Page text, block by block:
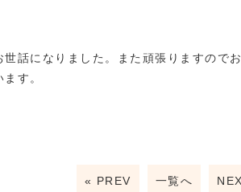
世話になりました。また頑張りますので
す。
« PREV 一覧へ